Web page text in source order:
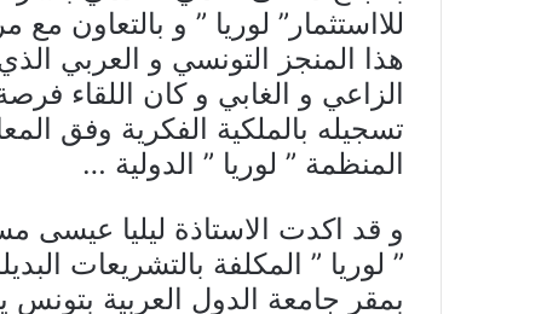
للااستثمار” لوريا ” و بالتعاون
هذا المنجز التونسي و العربي
الزاعي و الغابي و كان اللقاء
تسجيله بالملكية الفكرية وفق
المنظمة ” لوريا ” الدولية …
و قد اكدت الاستاذة ليليا عيسى
” لوريا ” المكلفة بالتشريعات